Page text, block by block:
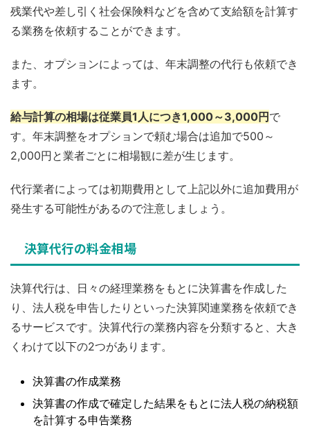
残業代や差し引く社会保険料などを含めて支給額を計算す
る業務を依頼することができます。
また、オプションによっては、年末調整の代行も依頼でき
ます。
給与計算の相場は従業員1人につき1,000～3,000円で
す。年末調整をオプションで頼む場合は追加で500～
2,000円と業者ごとに相場観に差が生じます。
代行業者によっては初期費用として上記以外に追加費用が
発生する可能性があるので注意しましょう。
決算代行の料金相場
決算代行は、日々の経理業務をもとに決算書を作成した
り、法人税を申告したりといった決算関連業務を依頼でき
るサービスです。決算代行の業務内容を分類すると、大き
くわけて以下の2つがあります。
決算書の作成業務
決算書の作成で確定した結果をもとに法人税の納税額
を計算する申告業務